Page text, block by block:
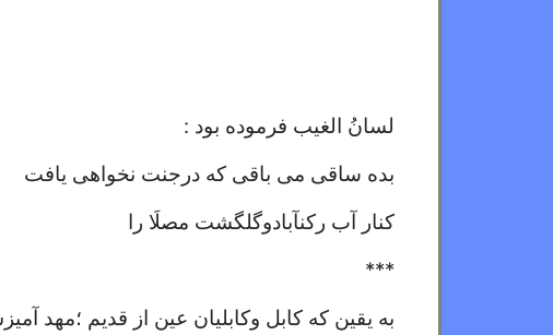
لسانُ الغیب فرموده بود :
بده ساقی می باقی که درجنت نخواهی یافت
کنار آب رکنآبادوگلگشت مصلَا را
***
به یقین که کابل وکابلیان عین از قدیم ؛مهد